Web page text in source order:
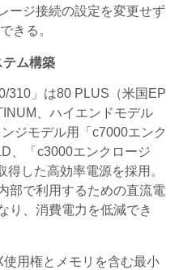
ージ接続の設定を変更せず
きる。
テム構築
310」は80 PLUS（米国EP
、ハイエンドモデル
ジモデル用「c7000エンク
、「c3000エンクロージ
した高効率電源を採用。
部で利用するための直流電
り、消費電力を低減でき
使用権とメモリを含む最小